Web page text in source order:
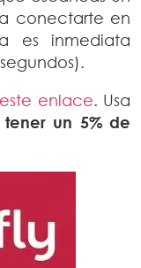
conectarte en
es inmediata
enlace. Usa
tener un 5% de